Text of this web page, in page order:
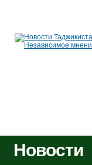
Новости